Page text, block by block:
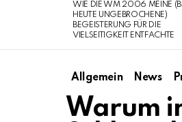
WIE DIE WM 2006 MEINE
HEUTE UNGEBROCHENE)
BEGEISTERUNG FÜR DIE
VIELSEITIGKEIT ENTFACHTE
Allgemein News
Warum